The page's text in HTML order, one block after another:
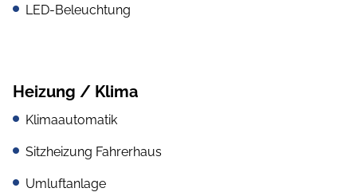
LED-Beleuchtung
Heizung / Klima
Klimaautomatik
Sitzheizung Fahrerhaus
Umluftanlage